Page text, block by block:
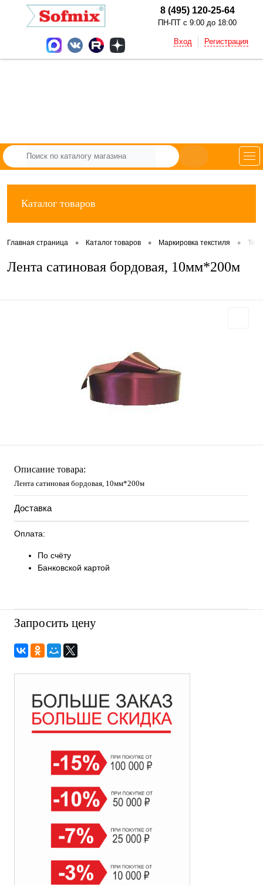
8 (495) 120-25-64
ПН-ПТ с 9:00 до 18:00
Вход Регистрация
Каталог товаров
Главная страница • Каталог товаров • Маркировка текстиля •
Лента сатиновая бордовая, 10мм*200м
Описание товара:
Лента сатиновая бордовая, 10мм*200м
Доставка
Оплата:
По счёту
Банковской картой
Запросить цену